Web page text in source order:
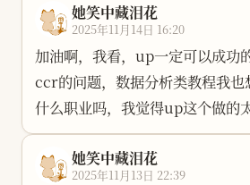
她笑中藏泪花
2025年11月14日 16:20
加油啊，我看，up一定可以成功
ccr的问题，数据分析类教程我
什么职业吗，我觉得up这个做的
她笑中藏泪花
2025年11月13日 22:39